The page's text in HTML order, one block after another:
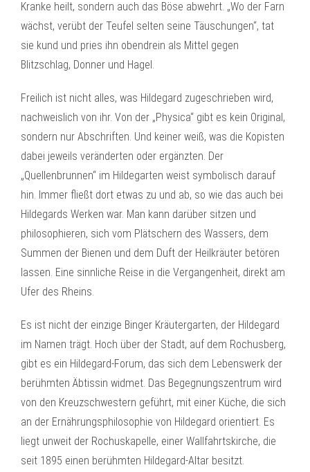
Kranke heilt, sondern auch das Böse abwehrt. „Wo der Farn
wächst, verübt der Teufel selten seine Täuschungen“, tat
sie kund und pries ihn obendrein als Mittel gegen
Blitzschlag, Donner und Hagel.
Freilich ist nicht alles, was Hildegard zugeschrieben wird,
nachweislich von ihr. Von der „Physica“ gibt es kein Original,
sondern nur Abschriften. Und keiner weiß, was die Kopisten
dabei jeweils veränderten oder ergänzten. Der
„Quellenbrunnen“ im Hildegarten weist symbolisch darauf
hin. Immer fließt dort etwas zu und ab, so wie das auch bei
Hildegards Werken war. Man kann darüber sitzen und
philosophieren, sich vom Plätschern des Wassers, dem
Summen der Bienen und dem Duft der Heilkräuter betören
lassen. Eine sinnliche Reise in die Vergangenheit, direkt am
Ufer des Rheins.
Es ist nicht der einzige Binger Kräutergarten, der Hildegard
im Namen trägt. Hoch über der Stadt, auf dem Rochusberg,
gibt es ein Hildegard-Forum, das sich dem Lebenswerk der
berühmten Äbtissin widmet. Das Begegnungszentrum wird
von den Kreuzschwestern geführt, mit einer Küche, die sich
an der Ernährungsphilosophie von Hildegard orientiert. Es
liegt unweit der Rochuskapelle, einer Wallfahrtskirche, die
seit 1895 einen berühmten Hildegard-Altar besitzt.